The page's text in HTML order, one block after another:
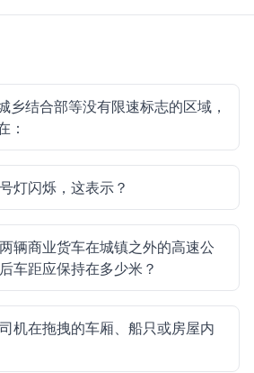
乡结合部等没有限速标志的区域，
：
灯闪烁，这表示？
辆商业货车在城镇之外的高速公
车距应保持在多少米？
机在拖拽的车厢、船只或房屋内